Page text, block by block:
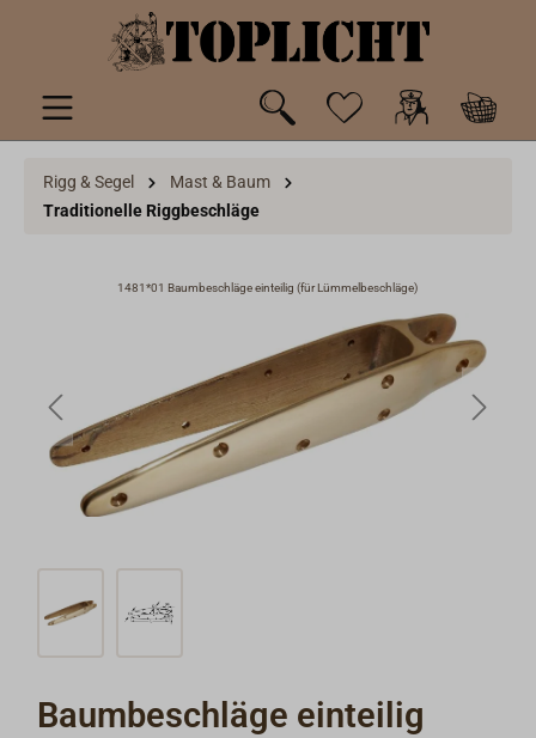
springen
Rigg & Segel
Mast & Baum
Traditionelle Riggbeschläge
1481*01 Baumbeschläge einteilig (für Lümmelbeschläge)
Baumbeschläge einteilig